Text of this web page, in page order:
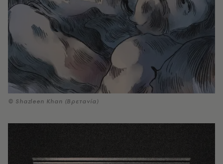
© Shazleen Khan (Βρετανία)